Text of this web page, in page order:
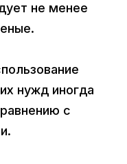
не менее
нужд иногда
с